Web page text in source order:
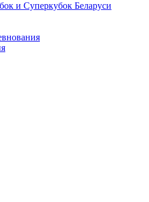
и Суперкубок Беларуси